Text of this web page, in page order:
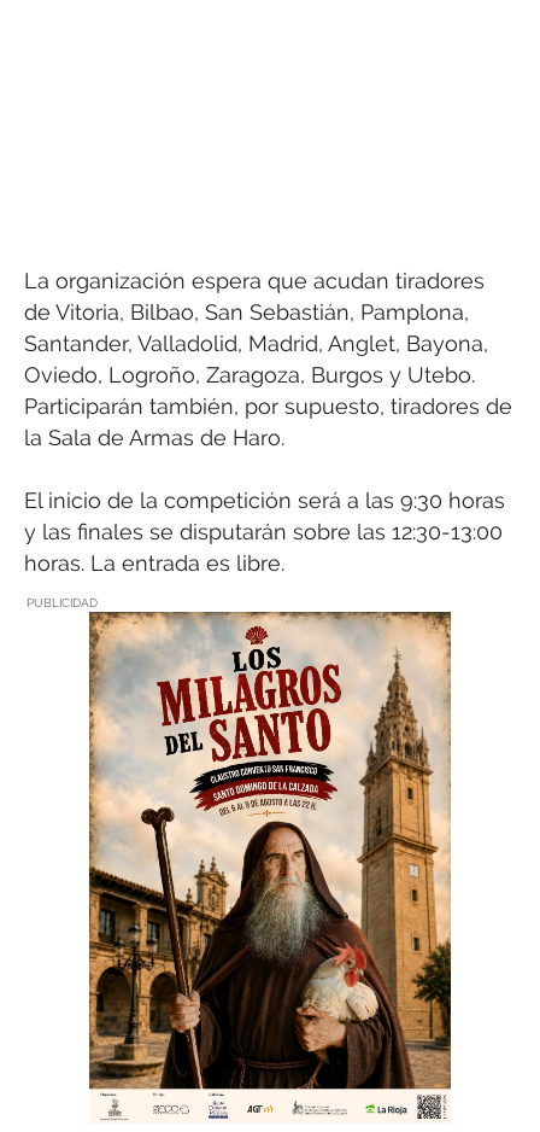
La organización espera que acudan tiradores
de Vitoria, Bilbao, San Sebastián, Pamplona,
Santander, Valladolid, Madrid, Anglet, Bayona,
Oviedo, Logroño, Zaragoza, Burgos y Utebo.
Participarán también, por supuesto, tiradores de
la Sala de Armas de Haro.
El inicio de la competición será a las 9:30 horas
y las finales se disputarán sobre las 12:30-13:00
horas. La entrada es libre.
PUBLICIDAD